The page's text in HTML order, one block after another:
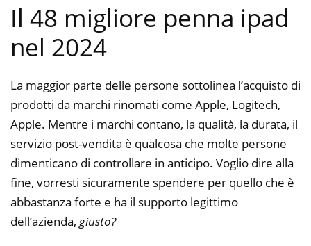
Il 48 migliore penna ipad
nel 2024
La maggior parte delle persone sottolinea l’acquisto di
prodotti da marchi rinomati come Apple, Logitech,
Apple. Mentre i marchi contano, la qualità, la durata, il
servizio post-vendita è qualcosa che molte persone
dimenticano di controllare in anticipo. Voglio dire alla
fine, vorresti sicuramente spendere per quello che è
abbastanza forte e ha il supporto legittimo
dell’azienda, giusto?